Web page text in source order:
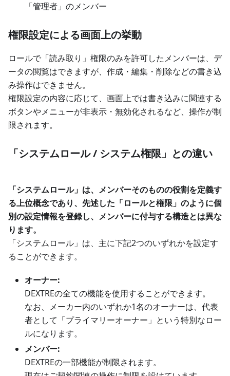
「管理者」のメンバー
権限設定による画面上の挙動
ロールで「読み取り」権限のみを許可したメンバーは、デ
ータの閲覧はできますが、作成・編集・削除などの書き込
み操作はできません。
権限設定の内容に応じて、画面上では書き込みに関連する
ボタンやメニューが非表示・無効化されるなど、操作が制
限されます。
「システムロール / システム権限」との違い
「システムロール」は、メンバーそのものの役割を定義す
る上位概念であり、先述した「ロールと権限」のように個
別の設定情報を登録し、メンバーに付与する構造とは異な
ります。
「システムロール」は、主に下記2つのいずれかを設定す
ることができます。
オーナー:
DEXTREの全ての機能を使用することができます。
なお、メーカー内のいずれか1名のオーナーは、代表
者として「プライマリーオーナー」という特別なロー
ルになります。
メンバー:
DEXTREの一部機能が制限されます。